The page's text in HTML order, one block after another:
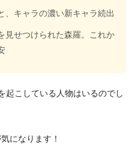
、キャラの濃い新キャラ続出
見せつけられた森羅。これか
起こしている人物はいるのでし
になります！